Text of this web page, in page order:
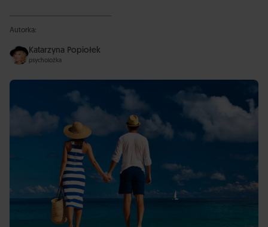
Autorka:
Katarzyna Popiołek
psycholożka